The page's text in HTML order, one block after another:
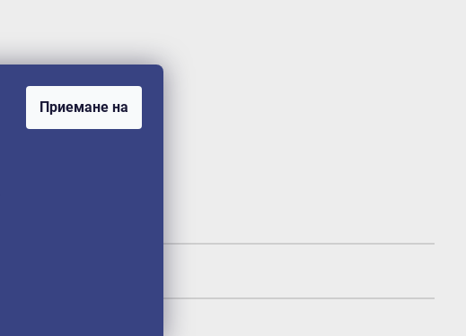
Приемане на